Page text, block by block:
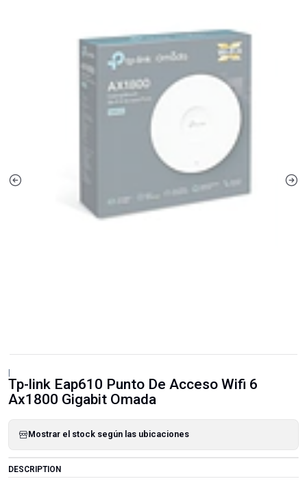
|
Tp-link Eap610 Punto De Acceso Wifi 6
Ax1800 Gigabit Omada
Mostrar el stock según las ubicaciones
DESCRIPTION